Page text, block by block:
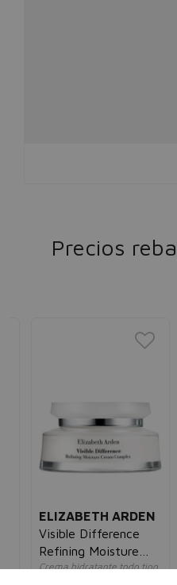
Precios
ELIZABETH ARDEN
Visible Difference
Refining Moisture
Cream Complex
Crema hidratante todo tipo